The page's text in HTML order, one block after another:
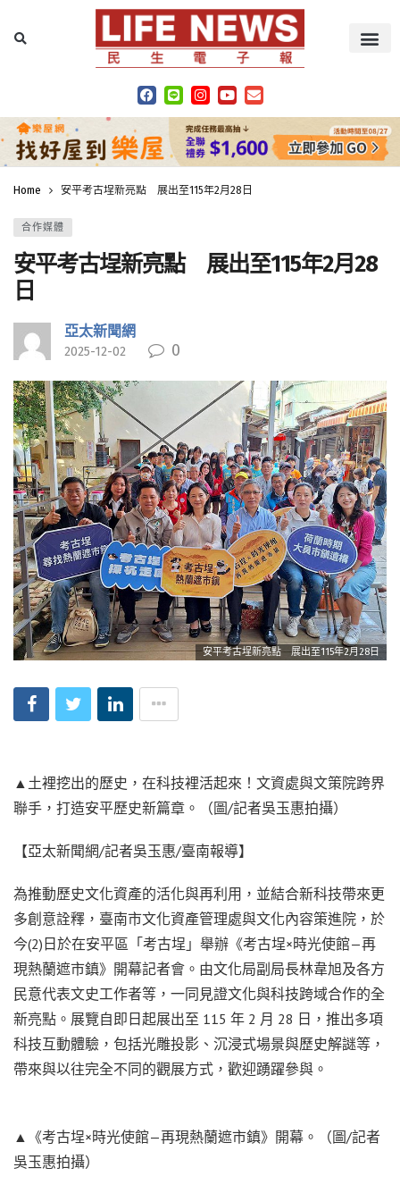
Home 安平考古埕新亮點 展出至115年2月28日
合作媒體
安平考古埕新亮點 展出至115年2月28
日
亞太新聞網
2025-12-02 0
安平考古埕新亮點 展出至115年2月28日
▲土裡挖出的歷史，在科技裡活起來！文資處與文策院跨界
聯手，打造安平歷史新篇章。（圖/記者吳玉惠拍攝）
【亞太新聞網/記者吳玉惠/臺南報導】
為推動歷史文化資產的活化與再利用，並結合新科技帶來更
多創意詮釋，臺南市文化資產管理處與文化內容策進院，於
今(2)日於在安平區「考古埕」舉辦《考古埕×時光使館—再
現熱蘭遮市鎮》開幕記者會。由文化局副局長林韋旭及各方
民意代表文史工作者等，一同見證文化與科技跨域合作的全
新亮點。展覽自即日起展出至 115 年 2 月 28 日，推出多項
科技互動體驗，包括光雕投影、沉浸式場景與歷史解謎等，
帶來與以往完全不同的觀展方式，歡迎踴躍參與。
▲《考古埕×時光使館—再現熱蘭遮市鎮》開幕。（圖/記者
吳玉惠拍攝）